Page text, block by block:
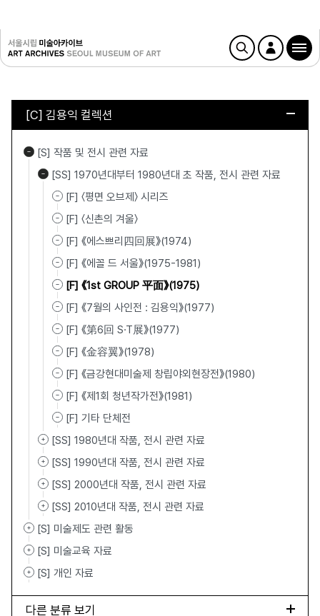
[C] 김용익 컬렉션
[S] 작품 및 전시 관련 자료
[SS] 1970년대부터 1980년대 초 작품, 전시 관련 자료
[F] 〈평면 오브제〉 시리즈
[F] 〈신촌의 겨울〉
[F] 《에스쁘리四回展》(1974)
[F] 《에꼴 드 서울》(1975-1981)
[F] 《1st GROUP 平面》(1975)
[F] 《7월의 사인전 : 김용익》(1977)
[F] 《第6回 S·T展》(1977)
[F] 《金容翼》(1978)
[F] 《금강현대미술제 창립야외현장전》(1980)
[F] 《제1회 청년작가전》(1981)
[F] 기타 단체전
[SS] 1980년대 작품, 전시 관련 자료
[SS] 1990년대 작품, 전시 관련 자료
[SS] 2000년대 작품, 전시 관련 자료
[SS] 2010년대 작품, 전시 관련 자료
[S] 미술제도 관련 활동
[S] 미술교육 자료
[S] 개인 자료
다른 분류 보기